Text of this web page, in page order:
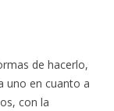
de hacerlo,
uno en cuanto a
con la